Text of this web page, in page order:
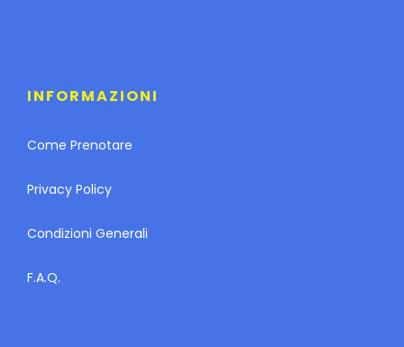
INFORMAZIONI
Come Prenotare
Privacy Policy
Condizioni Generali
F.A.Q.